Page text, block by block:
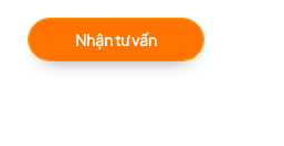
Nhận tư vấn